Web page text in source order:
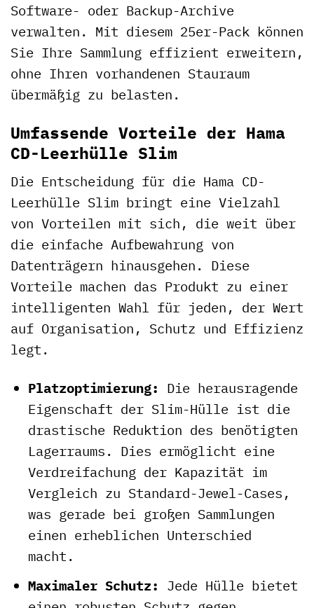
Software- oder Backup-Archive
verwalten. Mit diesem 25er-Pack können
Sie Ihre Sammlung effizient erweitern,
ohne Ihren vorhandenen Stauraum
übermäßig zu belasten.
Umfassende Vorteile der Hama
CD-Leerhülle Slim
Die Entscheidung für die Hama CD-
Leerhülle Slim bringt eine Vielzahl
von Vorteilen mit sich, die weit über
die einfache Aufbewahrung von
Datenträgern hinausgehen. Diese
Vorteile machen das Produkt zu einer
intelligenten Wahl für jeden, der Wert
auf Organisation, Schutz und Effizienz
legt.
Platzoptimierung: Die herausragende
Eigenschaft der Slim-Hülle ist die
drastische Reduktion des benötigten
Lagerraums. Dies ermöglicht eine
Verdreifachung der Kapazität im
Vergleich zu Standard-Jewel-Cases,
was gerade bei großen Sammlungen
einen erheblichen Unterschied
macht.
Maximaler Schutz: Jede Hülle bietet